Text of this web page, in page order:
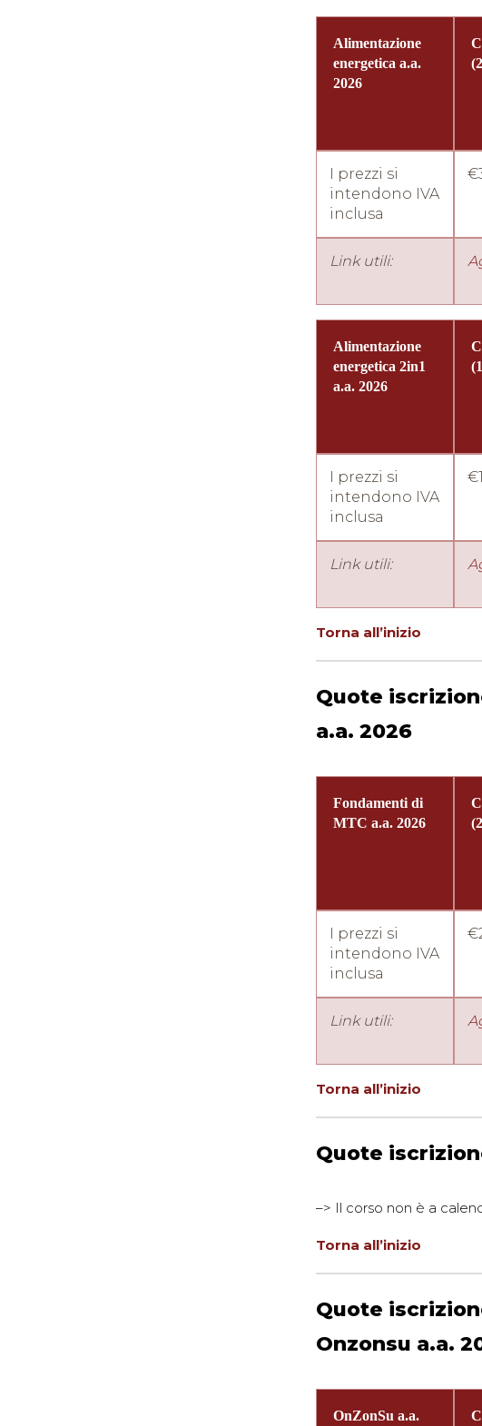
Alimentazione
energetica a.a.
2026
I prezzi si
intendono IVA
inclusa
Link utili:
Alimentazione
energetica 2in1
a.a. 2026
I prezzi si
intendono IVA
inclusa
Link utili:
Torna all’inizio
Quote
a.a. 2026
Fondamenti di
MTC a.a. 2026
I prezzi si
intendono IVA
inclusa
Link utili:
Torna all’inizio
Quote
–> Il corso non è a
Torna all’inizio
Quote
Onzonsu a.a.
OnZonSu a.a.